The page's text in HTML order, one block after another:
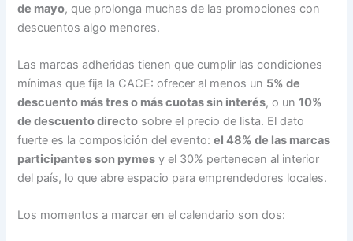
de mayo, que prolonga muchas de las promociones con
descuentos algo menores.
Las marcas adheridas tienen que cumplir las condiciones
mínimas que fija la CACE: ofrecer al menos un 5% de
descuento más tres o más cuotas sin interés, o un10%
de descuento directo sobre el precio de lista. El dato
fuerte es la composición del evento:el 48% de las marcas
participantes son pymes y el 30% pertenecen al interior
del país, lo que abre espacio para emprendedores locales.
Los momentos a marcar en el calendario son dos: